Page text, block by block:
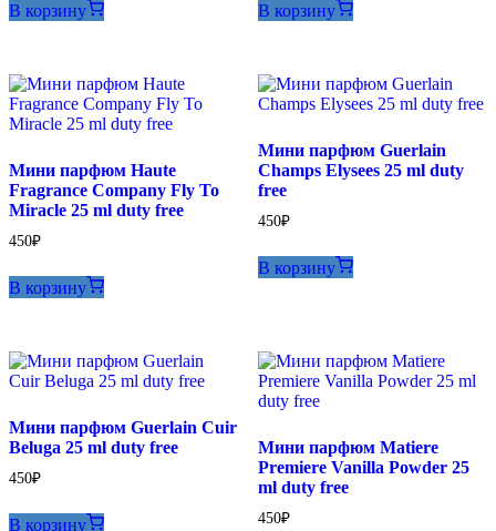
В корзину В корзину
Мини парфюм Haute
Fragrance Company Fly To
Miracle 25 ml duty free
450₽
В корзину
Мини парфюм Guerlain
Champs Elysees 25 ml duty
free
450₽
В корзину
Мини парфюм Guerlain Cuir
Beluga 25 ml duty free
450₽
В корзину
Мини парфюм Matiere
Premiere Vanilla Powder 25
ml duty free
450₽